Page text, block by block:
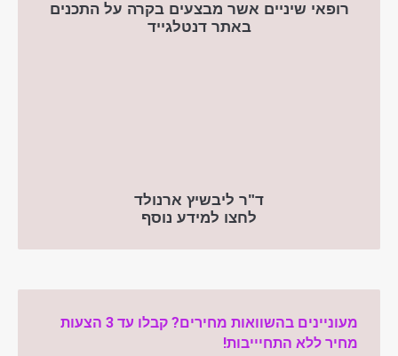
רופאי שיניים אשר מבצעים בקרה על התכנים
באתר דנטלגייד
ד"ר ליבשיץ ארנולד
לחצו למידע נוסף
מעוניינים בהשוואות מחירים? קבלו עד 3 הצעות
מחיר ללא התחיייבות!